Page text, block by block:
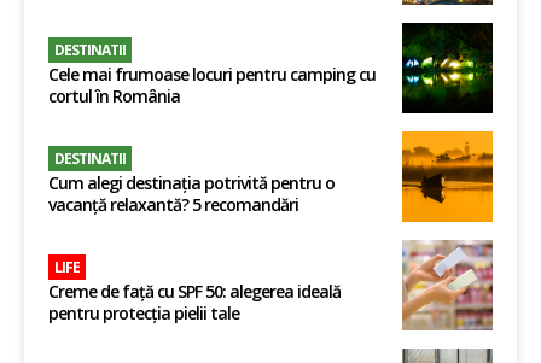
DESTINATII
Cele mai frumoase locuri pentru camping cu
cortul în România
DESTINATII
Cum alegi destinația potrivită pentru o
vacanță relaxantă? 5 recomandări
LIFE
Creme de față cu SPF 50: alegerea ideală
pentru protecția pielii tale